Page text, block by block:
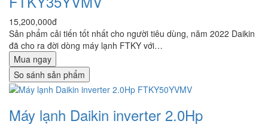
15,200,000đ
Sản phẩm cải tiến tốt nhất cho người tiêu dùng, năm 2022 Daikin
đã cho ra đời dòng máy lạnh FTKY với…
Mua ngay
So sánh sản phẩm
Máy lạnh Daikin inverter 2.0Hp